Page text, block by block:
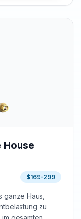
House
$169-299
ganze Haus,
zu
gesamten